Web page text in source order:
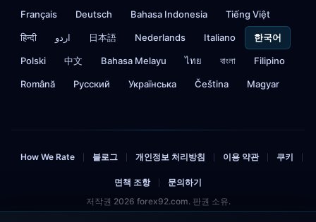
Français Deutsch Bahasa Indonesia Tiếng Việt
हिन्दी اردو 日本語 Nederlands Italiano 한국어
Polski 中文 Bahasa Melayu ไทย বাংলা Filipino
Română Русский Українська Čeština Magyar
How We Rate 블로그 개인정보 처리방침 이용 약관 쿠키
면책 조항
문의하기
저작권 2026 forex92.com. 판권 소유.